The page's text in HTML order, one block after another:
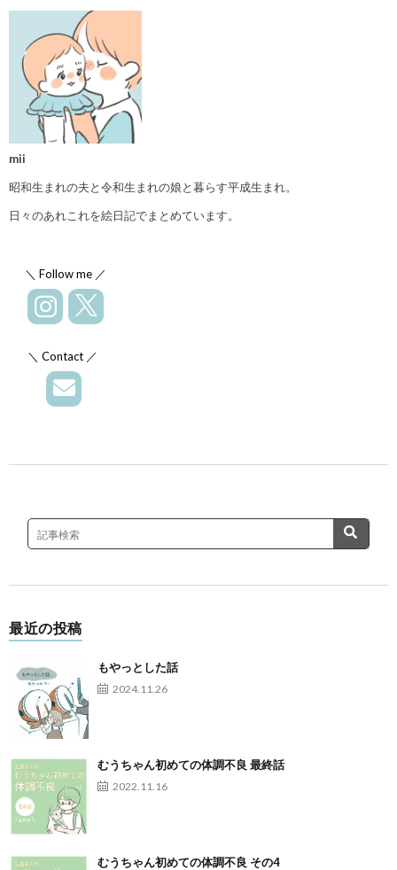
mii
昭和生まれの夫と令和生まれの娘と暮らす平成生まれ。
日々のあれこれを絵日記でまとめています。
＼ Follow me ／
＼ Contact ／
最近の投稿
もやっとした話
2024.11.26
むうちゃん初めての体調不良 最終話
2022.11.16
むうちゃん初めての体調不良 その4